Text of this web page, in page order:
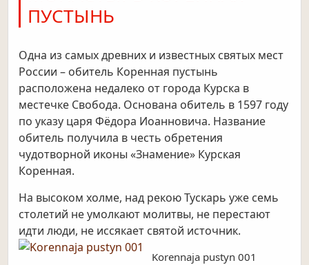
ПУСТЫНЬ
Одна из самых древних и известных святых мест
России – обитель Коренная пустынь
расположена недалеко от города Курска в
местечке Свобода. Основана обитель в 1597 году
по указу царя Фёдора Иоанновича. Название
обитель получила в честь обретения
чудотворной иконы «Знамение» Курская
Коренная.
На высоком холме, над рекою Тускарь уже семь
столетий не умолкают молитвы, не перестают
идти люди, не иссякает святой источник.
Korennaja pustyn 001